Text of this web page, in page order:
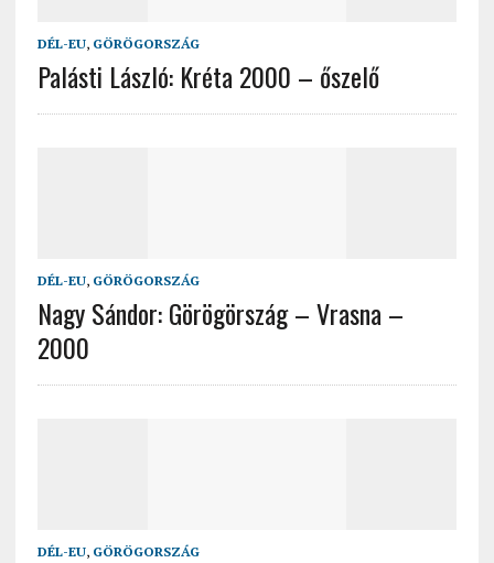
DÉL-EU, GÖRÖGORSZÁG
Palásti László: Kréta 2000 – őszelő
DÉL-EU, GÖRÖGORSZÁG
Nagy Sándor: Görögörszág – Vrasna –
2000
DÉL-EU, GÖRÖGORSZÁG